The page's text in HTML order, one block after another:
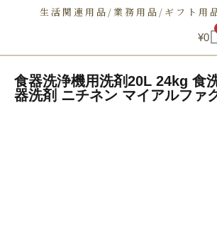
生活関連用品/業務用品/ギフト用
¥0
食器洗浄機用洗剤20L 24kg 食
器洗剤 ニチネン マイアルファ